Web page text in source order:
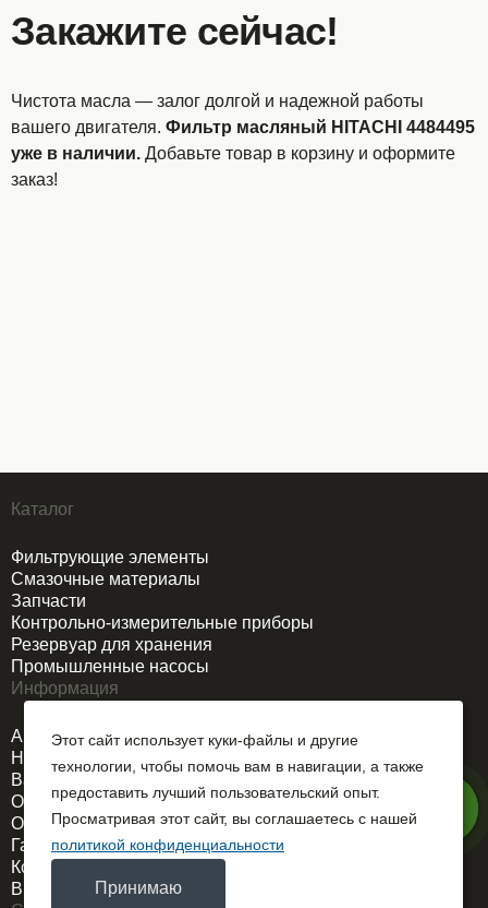
Закажите сейчас!
Чистота масла — залог долгой и надежной работы
вашего двигателя. Фильтр масляный HITACHI 4484495
уже в наличии. Добавьте товар в корзину и оформите
заказ!
Каталог
Фильтрующие элементы
Смазочные материалы
Запчасти
Контрольно-измерительные приборы
Резервуар для хранения
Промышленные насосы
Информация
Акции
Новости
Вакансии
О компании
Оплата и доставка
Гарантия
Контакты
Выездной сервис
Этот сайт использует куки-файлы и другие
технологии, чтобы помочь вам в навигации, а также
предоставить лучший пользовательский опыт.
Просматривая этот сайт, вы соглашаетесь с нашей
политикой конфиденциальности
Принимаю